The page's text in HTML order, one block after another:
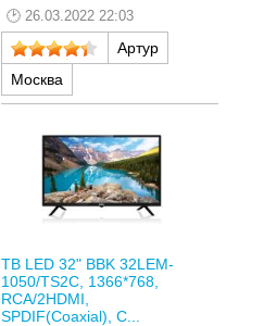
26.03.2022 22:03
Артур
Москва
ТВ LED 32" BBK 32LEM-
1050/TS2C, 1366*768,
RCA/2HDMI,
SPDIF(Coaxial), C...